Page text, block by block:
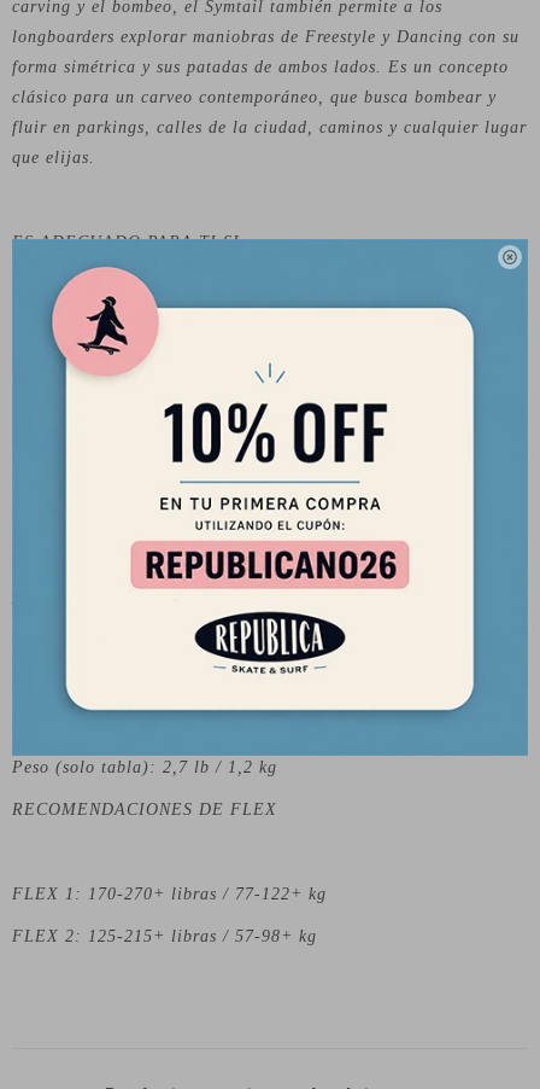

carving y el bombeo, el Symtail también permite a los
longboarders explorar maniobras de Freestyle y Dancing con su
forma simétrica y sus patadas de ambos lados. Es un concepto
clásico para un carveo contemporáneo, que busca bombear y
fluir en parkings, calles de la ciudad, caminos y cualquier lugar
que elijas.
ES ADECUADO PARA TI SI...
Quieres una experiencia de carveo con la clásica construcción
de camber flexible de Loaded.
Tienes un estilo de de longboard activo y quieres que tu tabla te
devuelva toda la energía que pones.
Te gusta mezclar carving con Dancing y Fresstyle.
ESPECIFICACIONES DEL LONGBOARD
Longitud: 39,5″ / 100 cm
Distancia entre ejes: 27″ / 68,6 cm
Peso (solo tabla): 2,7 lb / 1,2 kg
RECOMENDACIONES DE FLEX
FLEX 1: 170-270+ libras / 77-122+ kg
FLEX 2: 125-215+ libras / 57-98+ kg